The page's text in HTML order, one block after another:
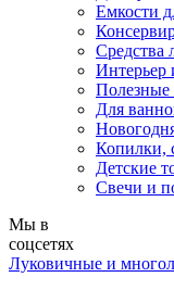
Емкости
Средства
Интерьер
Полезные
Для
Копилки,
Детские
Свечи и
Мы в
соцсетях
Луковичные и